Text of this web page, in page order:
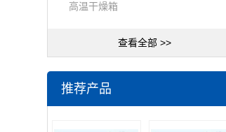
高温干燥箱
查看全部 >>
推荐产品